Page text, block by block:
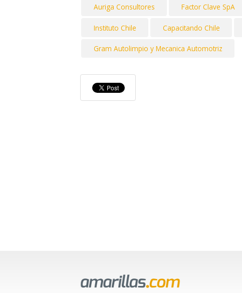
Auriga Consultores Factor Clave SpA
Instituto Chile Capacitando Chile
Gram Autolimpio y Mecanica Automotriz